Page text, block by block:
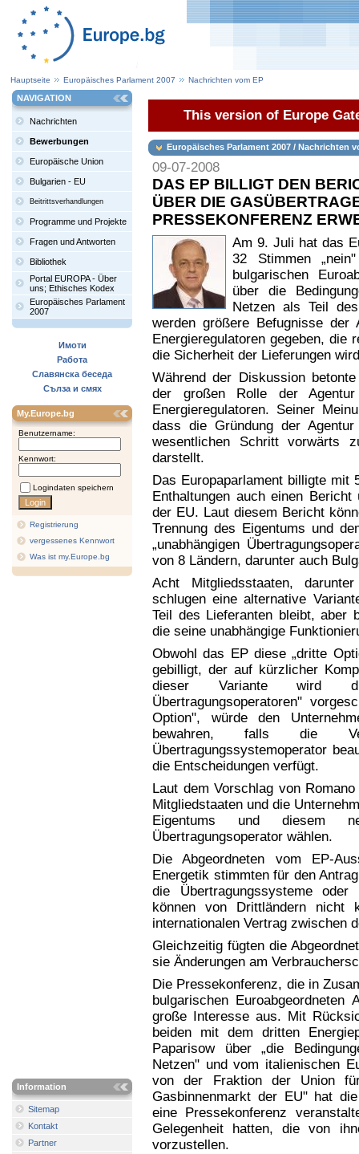
Hauptseite Europäisches Parlament 2007 Nachrichten vom EP
NAVIGATION
Nachrichten
Bewerbungen
Europäische Union
Bulgarien - EU
Beitrittsverhandlungen
Programme und Projekte
Fragen und Antworten
Bibliothek
Portal EUROPA - Über
uns; Ethisches Kodex
Europäisches Parlament
2007
Имоти
Работа
Славянска беседа
Сълза и смях
My.Europe.bg
Benutzername:
Kennwort:
Logindaten speichern
Registrierung
vergessenes Kennwort
Was ist my.Europe.bg
Information
Sitemap
Kontakt
Partner
This version of Europe
Europäisches Parlament 2007 / Nachrichten
09-07-2008
DAS EP BILLIGT DEN
ÜBER DIE
PRESSEKONFERENZ
Am 9. Juli hat das
32 Stimmen
bulgarischen
über die
Netzen als Teil
werden größere Befugnisse der
Energieregulatoren gegeben, die
die Sicherheit der Lieferungen
Während der Diskussion
der großen Rolle der
Energieregulatoren. Seiner
dass die Gründung der
wesentlichen Schritt vorwärts
darstellt.
Das Europaparlament billigte mit
Enthaltungen auch einen
der EU. Laut diesem Bericht
Trennung des Eigentums und
„unabhängigen
von 8 Ländern, darunter auch
Acht Mitgliedsstaaten,
schlugen eine alternative
Teil des Lieferanten bleibt, aber
die seine unabhängige
Obwohl das EP diese „dritte
gebilligt, der auf kürzlicher
dieser Variante wird
Übertragungsoperatoren"
Option", würde den
bewahren, falls die
Übertragungssystemoperator
die Entscheidungen verfügt.
Laut dem Vorschlag von
Mitgliedstaaten und die
Eigentums und diesem
Übertragungsoperator wählen.
Die Abgeordneten vom EP-
Energetik stimmten für den
die Übertragungssysteme oder
können von Drittländern nicht
internationalen Vertrag zwischen
Gleichzeitig fügten die
sie Änderungen am
Die Pressekonferenz, die in
bulgarischen
große Interesse aus. Mit
beiden mit dem dritten
Paparisow über „die
Netzen" und vom italienischen
von der Fraktion der Union
Gasbinnenmarkt der EU" hat
eine Pressekonferenz
Gelegenheit hatten, die von
vorzustellen.